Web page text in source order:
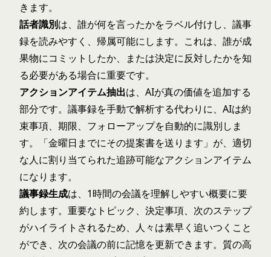
きます。
話者識別は、誰が何を言ったかをラベル付けし、議事
録を読みやすく、帰属可能にします。これは、誰が成
果物にコミットしたか、または決定に反対したかを知
る必要がある場合に重要です。
アクションアイテム抽出は、AIが真の価値を追加する
部分です。議事録を手動で解析する代わりに、AIは約
束事項、期限、フォローアップを自動的に識別しま
す。「金曜日までにその提案書を送ります」が、適切
な人に割り当てられた追跡可能なアクションアイテム
になります。
議事録生成は、1時間の会議を理解しやすい概要に要
約します。重要なトピック、決定事項、次のステップ
がハイライトされるため、人々は素早く追いつくこと
ができ、次の会議の前に記憶を更新できます。質の高